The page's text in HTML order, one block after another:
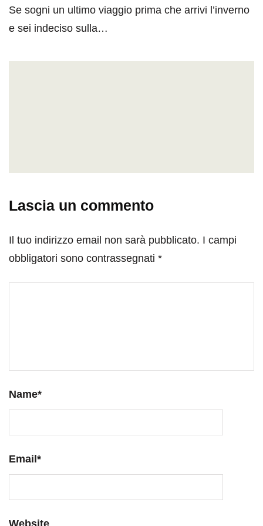
Se sogni un ultimo viaggio prima che arrivi l’inverno
e sei indeciso sulla…
Lascia un commento
Il tuo indirizzo email non sarà pubblicato. I campi
obbligatori sono contrassegnati *
Name*
Email *